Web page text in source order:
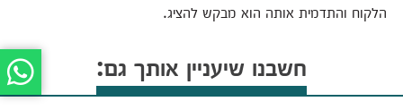
הלקוח והתדמית אותה הוא מבקש להציג.
חשבנו שיעניין אותך גם: